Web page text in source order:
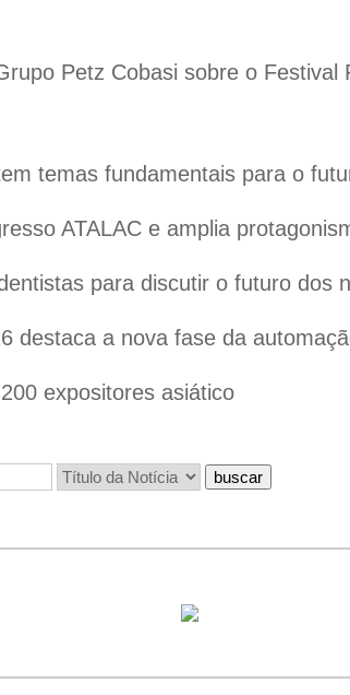
Petz Cobasi sobre o Festival
temas fundamentais para o
ATALAC e amplia
para discutir o futuro dos
destaca a nova fase da
expositores asiático